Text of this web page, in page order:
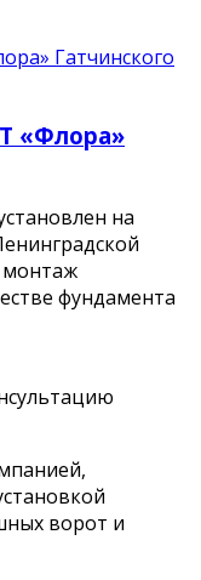
«Флора»
на
монтаж
фундамента
ворот и